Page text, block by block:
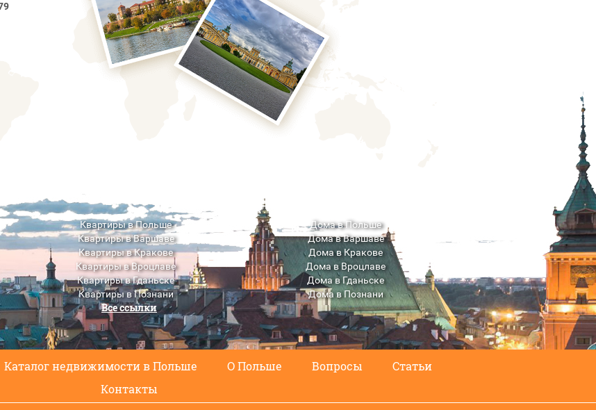
Квартиры в Польше
Квартиры в Варшаве
Квартиры в Кракове
Квартиры в Вроцлаве
Квартиры в Гданьске
Квартиры в Познани
Квартиры в Люблине
Дома в Польше
Дома в Варшаве
Дома в Кракове
Дома в Вроцлаве
Дома в Гданьске
Дома в Познани
Дома в Люблине
Все ссылки
Каталог недвижимости в Польше О Польше Вопросы
Статьи
Контакты